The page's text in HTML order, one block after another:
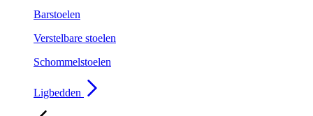
Barstoelen
Verstelbare stoelen
Schommelstoelen
Ligbedden